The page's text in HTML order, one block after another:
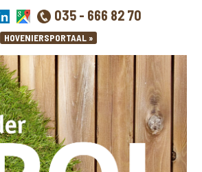
035 - 666 82 70